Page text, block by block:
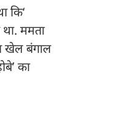
कि‘
ममता
खेल बंगाल
का